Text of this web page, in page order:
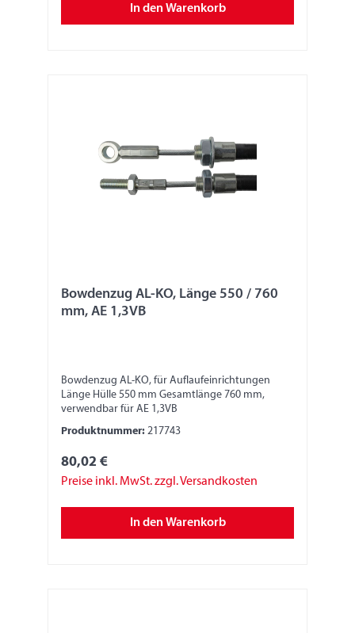
In den Warenkorb
Bowdenzug AL-KO, Länge 550 / 760
mm, AE 1,3VB
Bowdenzug AL-KO, für Auflaufeinrichtungen
Länge Hülle 550 mm Gesamtlänge 760 mm,
verwendbar für AE 1,3VB
Produktnummer: 217743
80,02 €
Preise inkl. MwSt. zzgl. Versandkosten
In den Warenkorb